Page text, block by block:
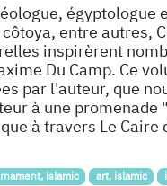
égyptologue
entre autres,
inspirèrent
Du Camp. Ce
par l'auteur, que
à une promenade
à travers Le Caire
art, islamic
islamic